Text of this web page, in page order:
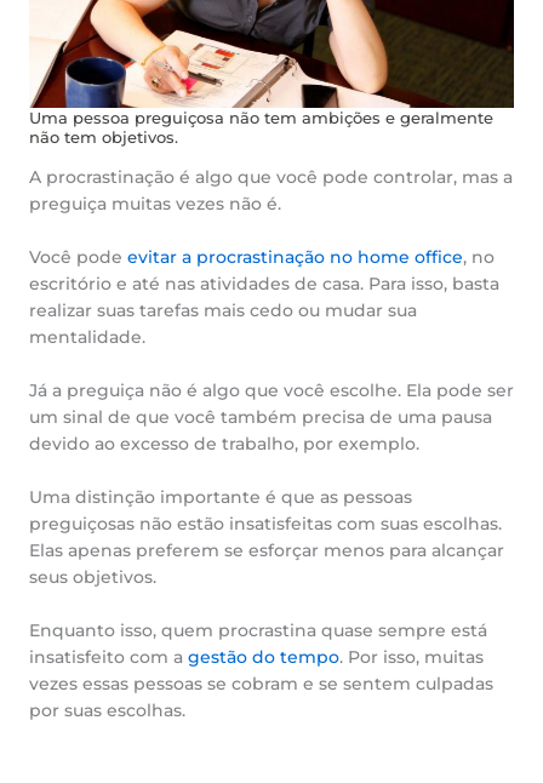
Uma pessoa preguiçosa não tem ambições e geralmente
não tem objetivos.
A procrastinação é algo que você pode controlar, mas a
preguiça muitas vezes não é.
Você pode evitar a procrastinação no home office, no
escritório e até nas atividades de casa. Para isso, basta
realizar suas tarefas mais cedo ou mudar sua
mentalidade.
Já a preguiça não é algo que você escolhe. Ela pode ser
um sinal de que você também precisa de uma pausa
devido ao excesso de trabalho, por exemplo.
Uma distinção importante é que as pessoas
preguiçosas não estão insatisfeitas com suas escolhas.
Elas apenas preferem se esforçar menos para alcançar
seus objetivos.
Enquanto isso, quem procrastina quase sempre está
insatisfeito com a gestão do tempo. Por isso, muitas
vezes essas pessoas se cobram e se sentem culpadas
por suas escolhas.